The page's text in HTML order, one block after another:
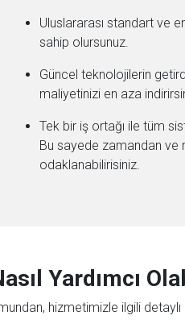
Uluslararası standart ve
sahip olursunuz.
Güncel teknolojilerin
maliyetinizi en aza
Tek bir iş ortağı ile tüm
Bu sayede zamandan ve
odaklanabilirisiniz.
Yardımcı
hizmetimizle ilgili